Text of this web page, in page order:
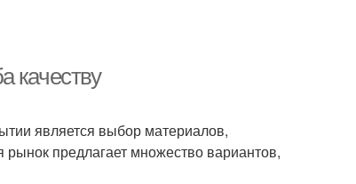
качеству
является выбор материалов,
предлагает множество вариантов,